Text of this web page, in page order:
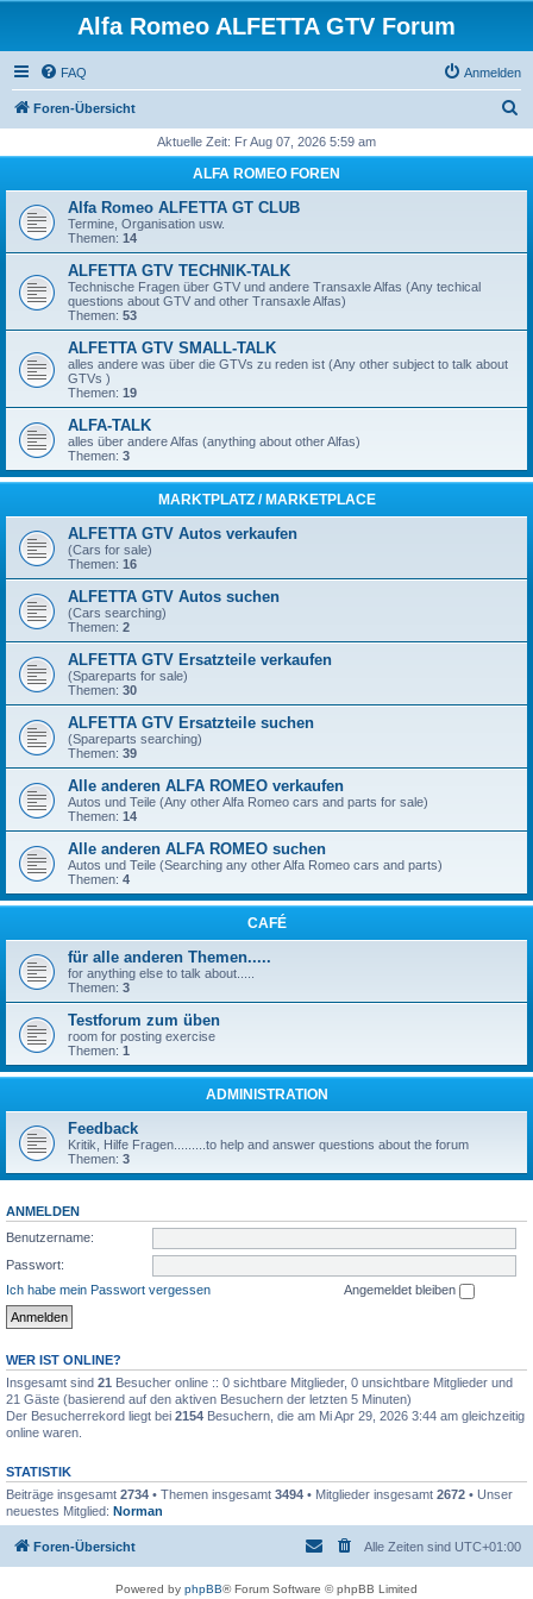
Alfa Romeo ALFETTA GTV Forum
FAQ Anmelden
Foren-Übersicht
h
Aktuelle Zeit: Fr Aug 07, 2026 5:59 am
ALFA ROMEO FOREN
Alfa Romeo ALFETTA GT CLUB
Termine, Organisation usw.
Themen: 14
ALFETTA GTV TECHNIK-TALK
Technische Fragen über GTV und andere Transaxle Alfas (Any techical
questions about GTV and other Transaxle Alfas)
Themen: 53
ALFETTA GTV SMALL-TALK
alles andere was über die GTVs zu reden ist (Any other subject to talk about
GTVs )
Themen: 19
ALFA-TALK
alles über andere Alfas (anything about other Alfas)
Themen: 3
MARKTPLATZ / MARKETPLACE
ALFETTA GTV Autos verkaufen
(Cars for sale)
Themen: 16
ALFETTA GTV Autos suchen
(Cars searching)
Themen: 2
ALFETTA GTV Ersatzteile verkaufen
(Spareparts for sale)
Themen: 30
ALFETTA GTV Ersatzteile suchen
(Spareparts searching)
Themen: 39
Alle anderen ALFA ROMEO verkaufen
Autos und Teile (Any other Alfa Romeo cars and parts for sale)
Themen: 14
Alle anderen ALFA ROMEO suchen
Autos und Teile (Searching any other Alfa Romeo cars and parts)
Themen: 4
CAFÉ
für alle anderen Themen.....
for anything else to talk about.....
Themen: 3
Testforum zum üben
room for posting exercise
Themen: 1
ADMINISTRATION
Feedback
Kritik, Hilfe Fragen.........to help and answer questions about the forum
Themen: 3
ANMELDEN
Benutzername:
Passwort:
Ich habe mein Passwort vergessen
Angemeldet bleiben
WER IST ONLINE?
Insgesamt sind 21 Besucher online :: 0 sichtbare Mitglieder, 0 unsichtbare Mitglieder und
21 Gäste (basierend auf den aktiven Besuchern der letzten 5 Minuten)
Der Besucherrekord liegt bei 2154 Besuchern, die am Mi Apr 29, 2026 3:44 am gleichzeitig
online waren.
STATISTIK
Beiträge insgesamt 2734 • Themen insgesamt 3494 • Mitglieder insgesamt 2672 • Unser
neuestes Mitglied: Norman
Foren-Übersicht Alle Zeiten sind UTC+01:00
Powered by phpBB® Forum Software © phpBB Limited